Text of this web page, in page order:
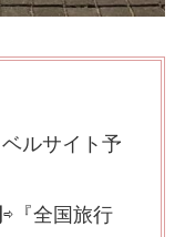
ルサイト予
⇨『全国旅行